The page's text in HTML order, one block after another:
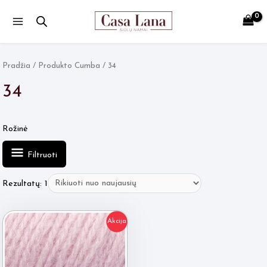
Pradžia / Produkto Cumba / 34
34
Rožinė
Filtruoti
Rezultatų: 1
Akcija